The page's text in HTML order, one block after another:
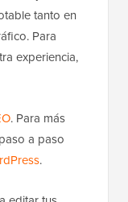
tanto en
Para
experiencia,
. Para más
a paso
.